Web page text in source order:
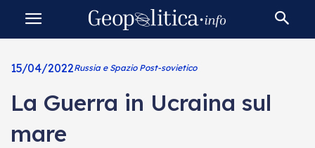
15/04/2022Russia e Spazio Post-sovietico
La Guerra in Ucraina sul
mare